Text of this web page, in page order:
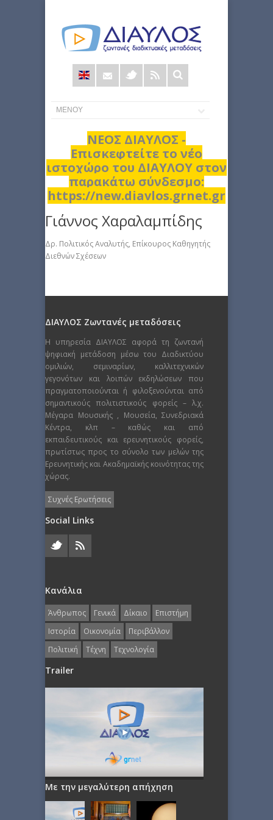
Φόρμα
αναζήτησης
ΝΕΟΣ ΔΙΑΥΛΟΣ -
Επισκεφτείτε το νέο
ιστοχώρο του ΔΙΑΥΛΟΥ στον
παρακάτω σύνδεσμο:
https://new.diavlos.grnet.gr
Γιάννος Χαραλαμπίδης
Δρ. Πολιτικός Αναλυτής, Επίκουρος Καθηγητής
Διεθνών Σχέσεων
ΔΙΑΥΛΟΣ Ζωντανές μεταδόσεις
Η υπηρεσία ΔΙΑΥΛΟΣ αφορά τη ζωντανή
ψηφιακή μετάδοση μέσω του Διαδικτύου
ομιλιών, σεμιναρίων, καλλιτεχνικών
γεγονότων και λοιπών εκδηλώσεων που
πραγματοποιούνται ή φιλοξενούνται από
σημαντικούς πολιτιστικούς φορείς – λ.χ.
Μέγαρα Μουσικής , Μουσεία, Συνεδριακά
Κέντρα, κλπ – καθώς και από
εκπαιδευτικούς και ερευνητικούς φορείς,
πρωτίστως προς το σύνολο των μελών της
Ερευνητικής και Ακαδημαϊκής κοινότητας της
χώρας.
Συχνές Ερωτήσεις
Social Links
Κανάλια
Άνθρωπος Γενικά Δίκαιο
Επιστήμη
Ιστορία
Οικονομία
Περιβάλλον
Πολιτική
Τέχνη Τεχνολογία
Trailer
Με την μεγαλύτερη απήχηση